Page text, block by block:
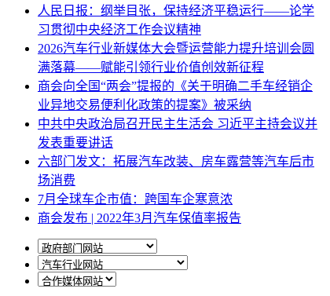
人民日报：纲举目张，保持经济平稳运行——论学
习贯彻中央经济工作会议精神
2026汽车行业新媒体大会暨运营能力提升培训会圆
满落幕——赋能引领行业价值创效新征程
商会向全国“两会”提报的《关于明确二手车经销企
业异地交易便利化政策的提案》被采纳
中共中央政治局召开民主生活会 习近平主持会议并
发表重要讲话
六部门发文：拓展汽车改装、房车露营等汽车后市
场消费
7月全球车企市值：跨国车企寒意浓
商会发布 | 2022年3月汽车保值率报告